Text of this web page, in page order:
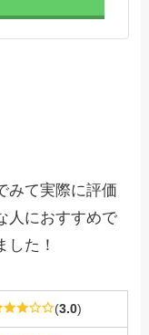
みて実際に評価
人におすすめで
した！
(3.0)